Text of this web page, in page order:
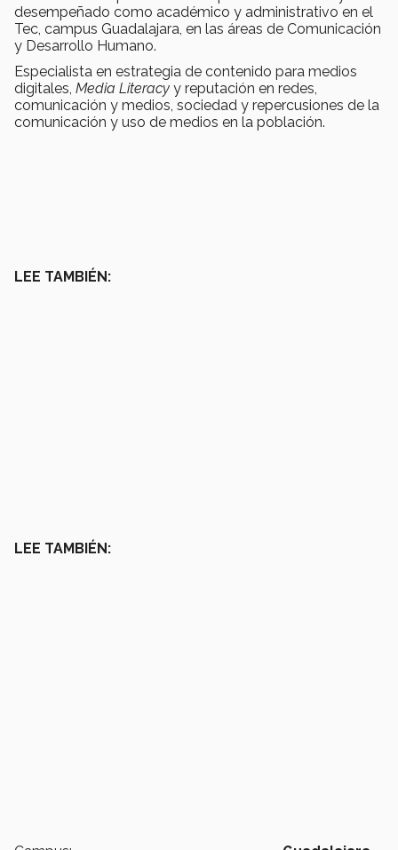
desempeñado como académico y administrativo en el
Tec, campus Guadalajara, en las áreas de Comunicación
y Desarrollo Humano.
Especialista en estrategia de contenido para medios
digitales, Media Literacy y reputación en redes,
comunicación y medios, sociedad y repercusiones de la
comunicación y uso de medios en la población.
LEE TAMBIÉN:
LEE TAMBIÉN: